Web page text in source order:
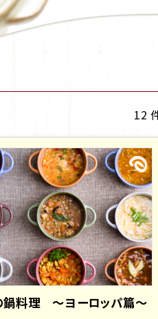
12
鍋料理 ～ヨーロッパ篇～